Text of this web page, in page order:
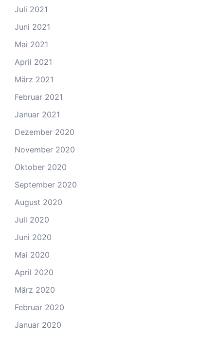
Juli 2021
Juni 2021
Mai 2021
April 2021
März 2021
Februar 2021
Januar 2021
Dezember 2020
November 2020
Oktober 2020
September 2020
August 2020
Juli 2020
Juni 2020
Mai 2020
April 2020
März 2020
Februar 2020
Januar 2020